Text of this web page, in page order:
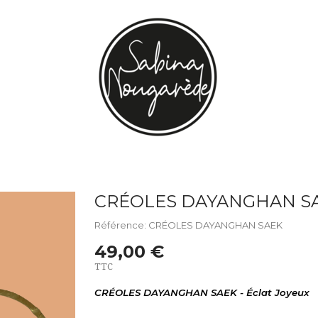
CRÉOLES DAYANGHAN
Référence: CRÉOLES DAYANGHAN SAEK
49,00 €
TTC
CRÉOLES DAYANGHAN SAEK - Éclat Joyeux